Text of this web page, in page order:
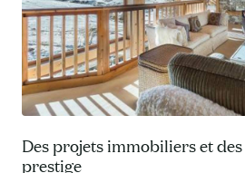
Des projets immobiliers et
prestige